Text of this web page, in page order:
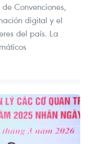
Convenciones,
digital y el
del país. La